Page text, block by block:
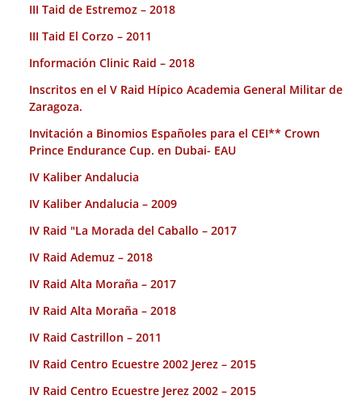
III Taid de Estremoz – 2018
III Taid El Corzo – 2011
Información Clinic Raid – 2018
Inscritos en el V Raid Hípico Academia General Militar de
Zaragoza.
Invitación a Binomios Españoles para el CEI** Crown
Prince Endurance Cup. en Dubai- EAU
IV Kaliber Andalucia
IV Kaliber Andalucia – 2009
IV Raid "La Morada del Caballo – 2017
IV Raid Ademuz – 2018
IV Raid Alta Moraña – 2017
IV Raid Alta Moraña – 2018
IV Raid Castrillon – 2011
IV Raid Centro Ecuestre 2002 Jerez – 2015
IV Raid Centro Ecuestre Jerez 2002 – 2015